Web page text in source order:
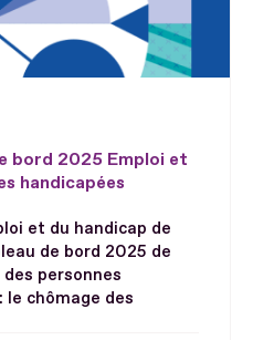
bord 2025 Emploi et
handicapées
et du handicap de
de bord 2025 de
personnes
le chômage des